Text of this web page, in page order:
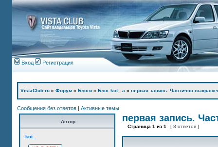
Вход Регистрация
VistaClub.ru » Форум » Блоги » Блог kot_-а » первая запись. Частично
Сообщения без ответов | Активные темы
Автор
kot_
первая запись.
Страница 1 из 1 [ 8 ответов ]